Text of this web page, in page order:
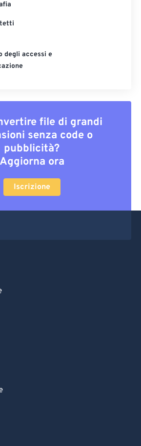
degli accessi e
file di grandi
senza code o
pubblicità?
Aggiorna ora
Iscrizione